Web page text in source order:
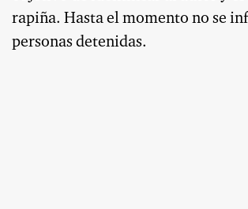
rapiña. Hasta el momento no se
personas detenidas.